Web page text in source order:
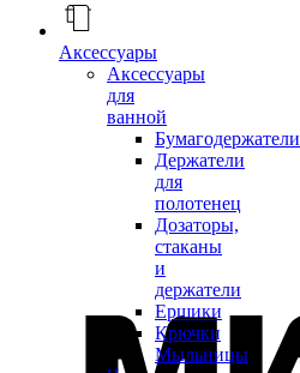
Аксессуары
Аксессуары
для
ванной
Бумагодержатели
Держатели
для
полотенец
Дозаторы,
стаканы
и
держатели
Ершики
Крючки
Мыльницы